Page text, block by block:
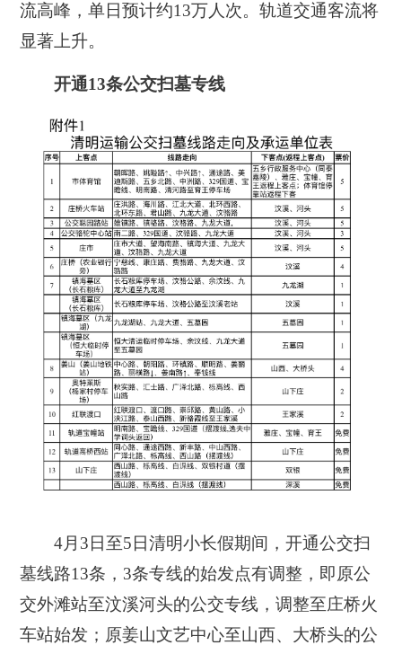
流高峰，单日预计约13万人次。轨道交通客流将
显著上升。
开通13条公交扫墓专线
4月3日至5日清明小长假期间，开通公交扫
墓线路13条，3条专线的始发点有调整，即原公
交外滩站至汶溪河头的公交专线，调整至庄桥火
车站始发；原姜山文艺中心至山西、大桥头的公